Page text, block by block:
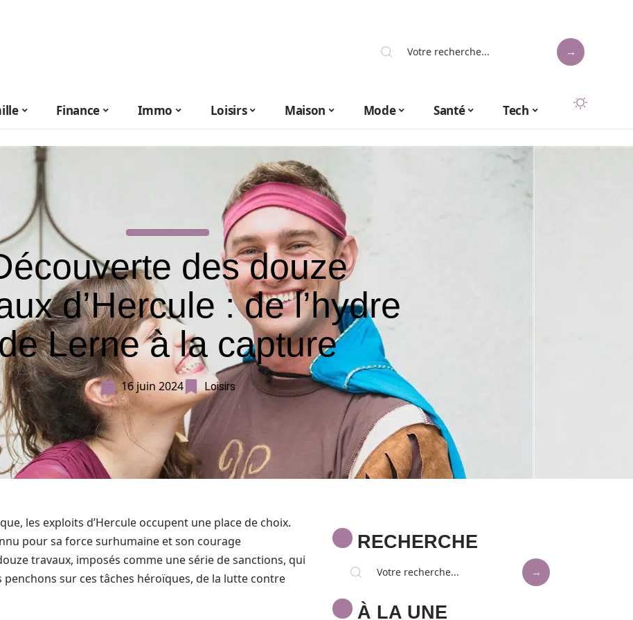
Finance Immo Loisirs Maison Mode Santé Tech
des douze
d’Hercule : de l’hydre
Lerne à la capture
16 juin 2024 Loisirs
les exploits d’Hercule occupent une place de choix.
pour sa force surhumaine et son courage
travaux, imposés comme une série de sanctions, qui
sur ces tâches héroïques, de la lutte contre
RECHERCHE
À LA UNE